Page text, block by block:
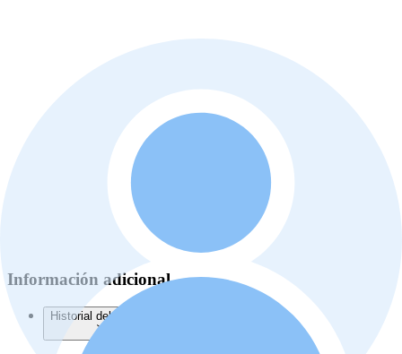
Información adicional
Historial del listado